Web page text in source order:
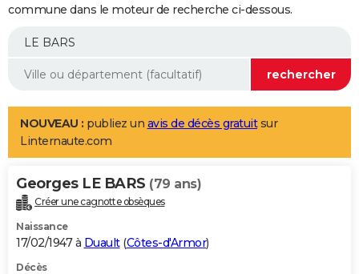
Essais
Réserver un essai
Citadines
Berlines
SUV
Forum auto
+
Mobiles
Meilleur smartphone
Internet
Ordinateurs
Jeux vidéo
Guide high-tech
Aménagement intérieur
LIFESTYLE
Art de vivre
Bien-être
Loisirs
Mode
Modes de vie
Alimentation
Guide de la santé
Maladies
Médicaments
Sommeil
VOYAGE
Destinations
City break
Voyage nature
Voyage de noces
Forum
Climat
+PHOTO
GUIDES D'ACHAT
commune dans le moteur de recherche ci-dessous.
NOUVEAU : publiez un avis de décès gratuitsur
Linternaute.com
Georges LE BARS (79 ans)
Créer une cagnotte obsèques
Naissance
17/02/1947 à Duault(Côtes-d'Armor)
Décès